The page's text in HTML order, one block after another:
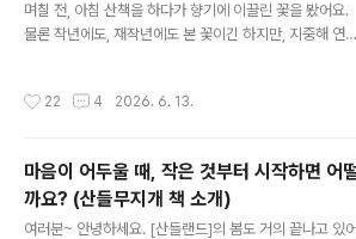
요. 그런데 미국-이란 전쟁 여파로... 항공기 유류할증료가
올라 비행기 티켓값은 어마어마하더라고요. 세상에! 갈 수
다. 바로 터키시 에어라인스(Turkish Airlines)! 어찌어찌
며칠 전, 아침 산책을 하다가 향기에 이끌린 꽃을 봤어요.
물론 작년에도, 재작년에도 본 꽃이긴 하지만, 지중해 연안
꽃들이 구름처럼 피어 있었어요. 처음에는 꽃보다 덩굴의
매달려 있었습니다. 멀리서는 마치 누군가 하얀 별들을 한
아름 뿌려 놓은 것 같았어요. 햇살을 받은 꽃송이들은 은빛
으로 반짝이며 바람이 스칠 때마다 물결처럼 흔들렸고, 초
22 4 2026. 6. 13.
마음이 어두울 때, 작은 것부터 시작하면 어
까요? (산들무지개 책 소개)
여러분~ 안녕하세요. [산들랜드]의 봄도 거의 끝나고 있어